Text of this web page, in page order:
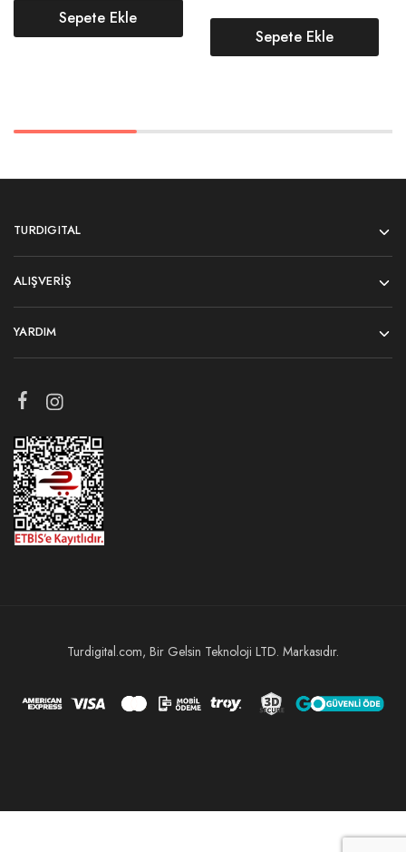
Sepete Ekle
Sepete Ekle
TURDIGITAL
ALIŞVERIŞ
YARDIM
Turdigital.com, Bir Gelsin Teknoloji LTD. Markasıdır.